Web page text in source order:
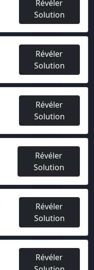
Révéler
Solution
Révéler
Solution
Révéler
Solution
Révéler
Solution
Révéler
Solution
Révéler